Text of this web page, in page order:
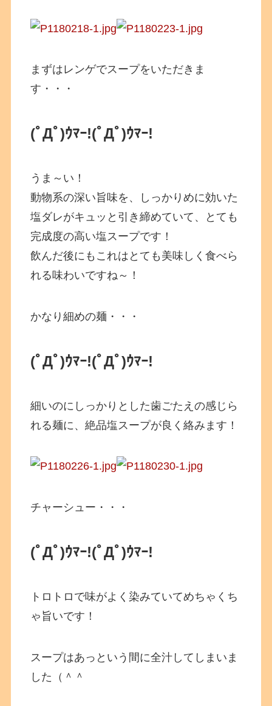
まずはレンゲでスープをいただきま
す・・・
(ﾟДﾟ)ｳﾏｰ!(ﾟДﾟ)ｳﾏｰ!
うま～い！
動物系の深い旨味を、しっかりめに効いた
塩ダレがキュッと引き締めていて、とても
完成度の高い塩スープです！
飲んだ後にもこれはとても美味しく食べら
れる味わいですね～！
かなり細めの麺・・・
(ﾟДﾟ)ｳﾏｰ!(ﾟДﾟ)ｳﾏｰ!
細いのにしっかりとした歯ごたえの感じら
れる麺に、絶品塩スープが良く絡みます！
チャーシュー・・・
(ﾟДﾟ)ｳﾏｰ!(ﾟДﾟ)ｳﾏｰ!
トロトロで味がよく染みていてめちゃくち
ゃ旨いです！
スープはあっという間に全汁してしまいま
した（＾＾